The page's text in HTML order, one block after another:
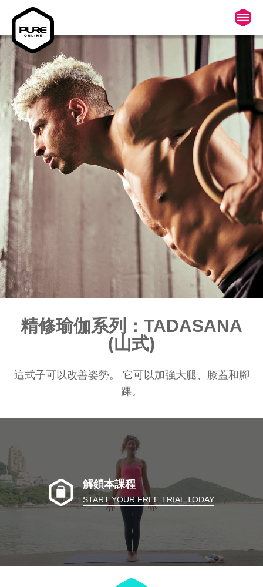
精修瑜伽系列：TADASANA
(山式)
這式子可以改善姿勢。 它可以加強大腿、膝蓋和腳
踝。
解鎖本課程
START YOUR FREE TRIAL TODAY